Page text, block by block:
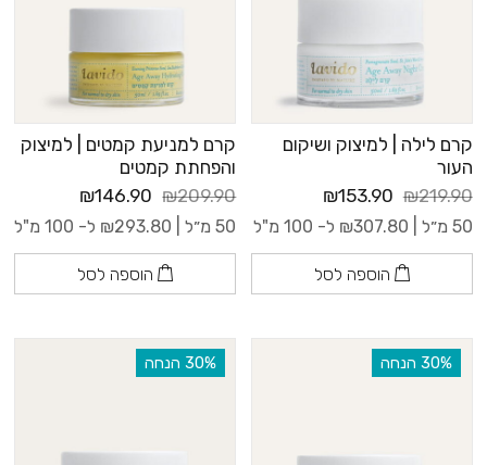
קרם לילה | למיצוק ושיקום
העור
₪219.90
₪153.90
50 מ״ל | ₪307.80 ל- 100 מ"ל
הוספה לסל
קרם למניעת קמטים | למיצוק
והפחתת קמטים
₪209.90
₪146.90
50 מ״ל | ₪293.80 ל- 100 מ"ל
הוספה לסל
‫30% הנחה ‫30% הנחה